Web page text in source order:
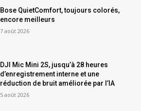
Bose QuietComfort, toujours colorés,
encore meilleurs
7 août 2026
DJI Mic Mini 2S, jusqu’à 28 heures
d’enregistrement interne et une
réduction de bruit améliorée par l’IA
5 août 2026